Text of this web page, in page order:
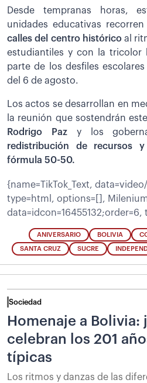
Desde tempranas horas,
unidades educativas recorren
calles del centro históricoal
estudiantiles y con la tricolor
parte de los desfiles
del 6 de agosto.
Los actos se desarrollan en
la reunión que sostendrán
Rodrigo Pazy los
redistribución de recursos
fórmula 50-50.
{name=TikTok_Text,
type=html, options=[],
ANIVERSARIO BOLIVIA
SANTA CRUZ SUCRE
Sociedad
Homenaje a Bolivia:
celebran los 201
típicas
Los ritmos y danzas de las